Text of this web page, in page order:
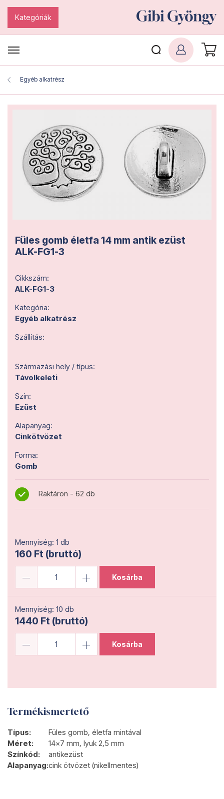
Kategóriák
Egyéb alkatrész
Füles gomb életfa 14 mm antik ezüst
ALK-FG1-3
Cikkszám:
ALK-FG1-3
Kategória:
Egyéb alkatrész
Szállítás:
Származási hely / típus:
Távolkeleti
Szín:
Ezüst
Alapanyag:
Cinkötvözet
Forma:
Gomb
Raktáron - 62 db
Mennyiség: 1 db
160 Ft (bruttó)
Kosárba
Mennyiség: 10 db
1440 Ft (bruttó)
Kosárba
Termékismertető
Típus:
Füles gomb, életfa mintával
Méret:
14x7 mm, lyuk 2,5 mm
Színkód:
antikezüst
Alapanyag:cink ötvözet (nikellmentes)